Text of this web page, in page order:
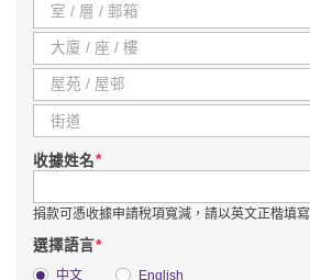
收據姓名*
捐款可憑收據申請稅項寬減，請以英文正楷填寫
選擇語言*
中文 English